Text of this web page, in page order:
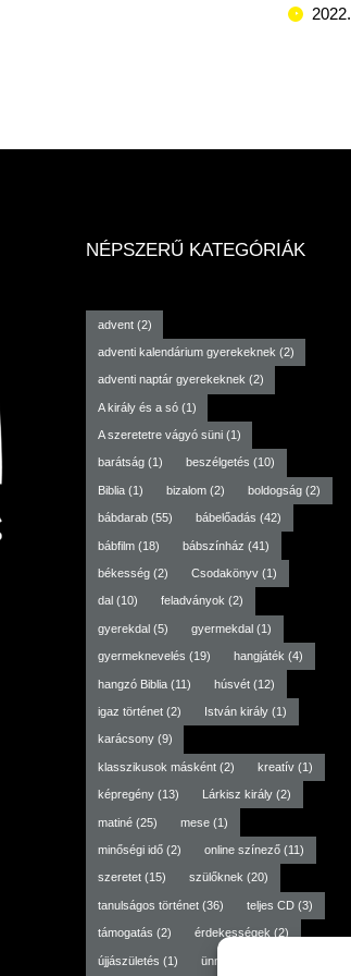
2022.
NÉPSZERŰ KATEGÓRIÁK
advent(2)
adventi kalendárium gyerekeknek (2)
adventi naptár gyerekeknek (2)
A király és a só(1)
A szeretetre vágyó süni(1)
barátság(1) beszélgetés (10)
Biblia(1) bizalom(2) boldogság (2)
bábdarab(55) bábelőadás (42)
bábfilm(18) bábszínház (41)
békesség(2) Csodakönyv(1)
dal (10) feladványok(2)
gyerekdal(5) gyermekdal(1)
gyermeknevelés (19) hangjáték (4)
hangzó Biblia(11) húsvét(12)
igaz történet(2) István király(1)
karácsony(9)
klasszikusok másként(2) kreatív(1)
képregény(13) Lárkisz király(2)
matiné(25) mese(1)
minőségi idő(2) online színező(11)
szeretet(15) szülőknek (20)
tanulságos történet(36) teljes CD(3)
támogatás (2) érdekességek (2)
újjászületés (1) ünneptől független